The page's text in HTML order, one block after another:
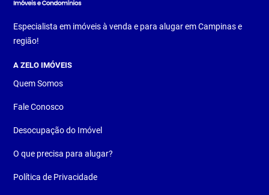
Especialista em imóveis à venda e para alugar em Campinas e
região!
A ZELO IMÓVEIS
Quem Somos
Fale Conosco
Desocupação do Imóvel
O que precisa para alugar?
Política de Privacidade